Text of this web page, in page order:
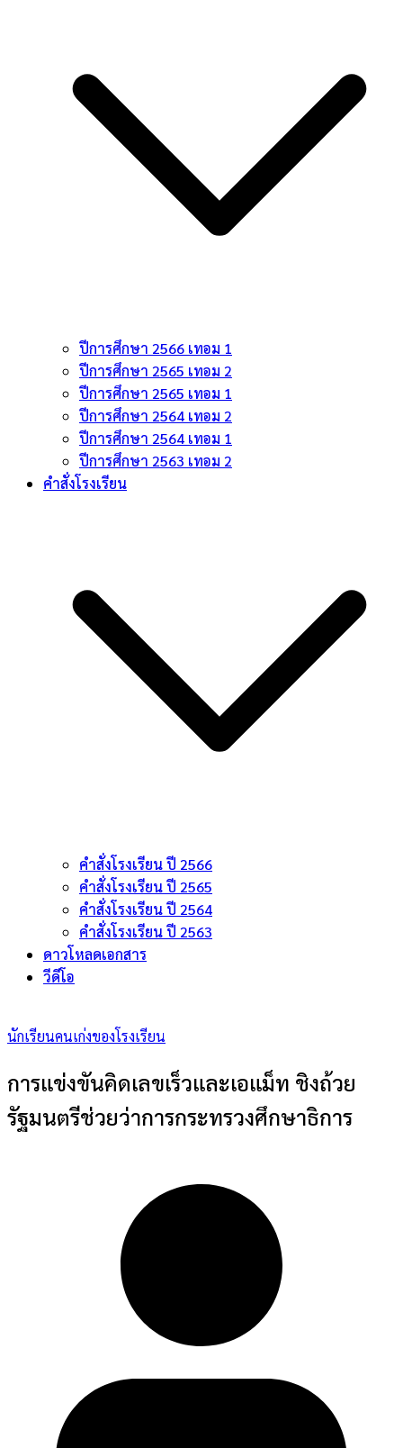
ปีการศึกษา 2566 เทอม 1
ปีการศึกษา 2565 เทอม 2
ปีการศึกษา 2565 เทอม 1
ปีการศึกษา 2564 เทอม 2
ปีการศึกษา 2564 เทอม 1
ปีการศึกษา 2563 เทอม 2
คำสั่งโรงเรียน
คำสั่งโรงเรียน ปี 2566
คำสั่งโรงเรียน ปี 2565
คำสั่งโรงเรียน ปี 2564
คำสั่งโรงเรียน ปี 2563
ดาวโหลดเอกสาร
วีดีโอ
นักเรียนคนเก่งของโรงเรียน
การแข่งขันคิดเลขเร็วและเอแม็ท ชิงถ้วย
รัฐมนตรีช่วยว่าการกระทรวงศึกษาธิการ